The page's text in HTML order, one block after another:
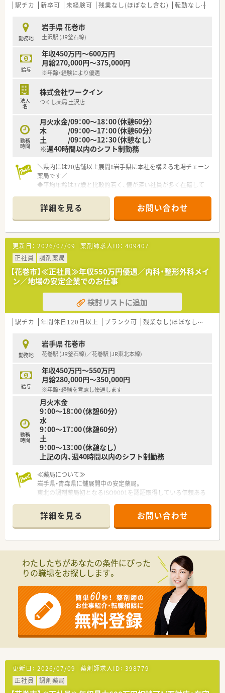
■年収は488万円から最大700万円までの提示が可能であり、経
験やスキルに応じた柔軟な給与設定が行われています。
■完全週休2日制を採用しており、年間休日は117日確保されて
いるため、仕事とプライベートのメリハリがつく求人です。
■正社員としての採用で、昇給は年1回、賞与は年2回支給される
ほか、住宅手当や地域手当などの福利厚生も充実しています。
■岩手県内を中心に40店舗を展開している地域密着型の企業で
あり、地域生活に溶け込んだ親しみやすい薬局作りを行っていま
■経営陣は薬剤師ではありませんが、現場の意見を尊重し、最新
機器の導入など働きやすい環境整備に柔軟に対応しています。
■将来的に独立を目指す方のためにのれんわけ制度を設けてお
り、経営ノウハウを学びたい方にも適した環境が整っています。
駅チカ 新卒可 未経験可 残業なし(ほぼなし含む) 転勤なし
勤務地
岩手県 花巻市
土沢駅 (JR釜石線)
給与
年収450万円～600万円
月給270,000円～375,000円
※年齢・経験により優遇
法人
名
株式会社ワークイン
つくし薬局 土沢店
勤務
時間
月火水金/09：00～18：00（休憩60分）
木 /09：00～17：00（休憩60分）
土 /09：00～12：30（休憩なし）
※週40時間以内のシフト制勤務
＼県内には20店舗以上展開！岩手県に本社を構える地場チェーン
薬局です／
◆平均年齢は37歳と比較的若く、懐が深い社員が多く在籍して
◆薬局は、クリニック門前から病院門前などに出店しているた
め、どんな経験を積みたいかによって選ぶことも可能です。
新規出店も継続しており、入社される皆様はもちろん、社員の活
躍の場を広げています！
＼同社の特徴紹介／
１．【社長をはじめ、懐が深い社員が多いです！】
『3年先の人事』を見据えており、3年後はどうなっていたいかを
ライフプランなどを踏まえて希望を聞いております。
年2回の面談を通して、心境などを伺い、産休育休の相談はもち
ろんのこと、社員が長く、そして気持ちよく働けるような環境作
りをしています。
また、誕生日には、社長が毎年手書きのバースデーカードと一緒
にプレゼントがあります♪
されています。
２．【教育体制がしっかりしています！ 】
エリアマネージャーは、ほぼ新卒で入社しており、その際に泊ま
り込みで研修を受けており、しっかりと教育基盤がある同社で育
成されている方々です。
その方々の元で現場研修（OJT）をしていただきます。
学術大会や、様々なセミナーにも積極的に参加しており、定期的
にスキルアップできるようバックアップしています。
３．【しっかり"あなた"をみて評価します！】
ノルマは設けていなく、自身で決めた目標に対してのフィードバ
ックを定期面談で実施しその達成具合を評価しております。
『こうなっていたい』という想いを大切にし、立てた目標を達成
＼同薬局について／
◆2019年にオープンした店舗で、とてもきれいで快適な店舗で
す。
白と鮮やかな水色の外観で爽やかな雰囲気があります♪
◆内科メインで応需しており、医薬品だけでなく食料品なども取
り揃えており、「なじみの店」として地域に愛される薬局を目指
◆土沢駅から徒歩3分程度で、公共交通機関での通勤はもちろ
ん、お車での通勤も可能ですの通勤に困らない立地にあります。
＼こんな方にオススメ／
◆綺麗で清潔な店舗でご就業されたい方
◆将来のライフスタイルに合わせて長く就業できる環境で働き
たい方
◆スキル向上を目指し、年収アップしていきたい方
詳細を見る お問い合わせ
更新日： 2026/07/09 薬剤師求人ID： 409407
正社員
調剤薬局
【花巻市】≪正社員≫年収550万円優遇／内科・整形外科メイ
ン／地場の安定企業でのお仕事
検討リストに追加
駅チカ 年間休日120日以上 ブランク可 残業なし(ほぼなし含む)
勤務地
岩手県 花巻市
花巻駅 (JR釜石線)／花巻駅 (JR東北本線)
給与
年収450万円～550万円
月給280,000円～350,000円
※年齢・経験を考慮し優遇します
勤務
時間
月火木金
9：00～18：00（休憩60分）
水
9：00～17：00（休憩60分）
土
9：00～13：00（休憩なし）
上記の内、週40時間以内のシフト制勤務
≪薬局について≫
岩手県・青森県に舗展開中の安定薬局。
東北の調剤薬局初となるISO9001を認証取得している信頼ある
「患者様第一主義」を貫き、薬剤師の地位向上や、
地域医療の担い手となることをモットーとしています。
年間休日は120日以上で、完全週休二日制を取っているため、プ
詳細を見る お問い合わせ
わたしたちがあなたの条件にぴった
りの職場をお探しします。
更新日： 2026/07/09 薬剤師求人ID： 398779
正社員
調剤薬局